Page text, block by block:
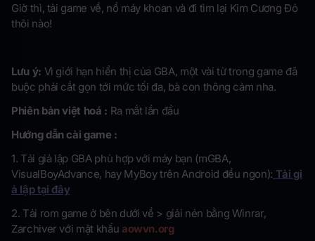
Giờ thì, tải game về, nổ máy khoan và đi tìm lại Kim Cương Đỏ
thôi nào!
Lưu ý: Vì giới hạn hiển thị của GBA, một vài từ trong game đã
buộc phải cắt gọn tới mức tối đa, bà con thông cảm nha.
Phiên bản việt hoá : Ra mắt lần đầu
Hướng dẫn cài game :
1. Tải giả lập GBA phù hợp với máy bạn (mGBA,
VisualBoyAdvance, hay MyBoy trên Android đều ngon): Tải gi
ả lập tại đây
2. Tải rom game ở bên dưới về > giải nén bằng Winrar,
Zarchiver với mật khẩu aowvn.org